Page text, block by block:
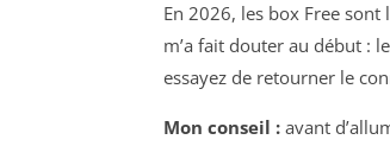
En 2026, les box Free sont
m’a fait douter au début :
essayez de retourner le
Mon conseil : avant